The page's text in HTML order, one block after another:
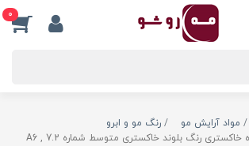
0
مواد آرایش مو
رنگ مو و ابرو
رنگ مو کاترومر گروه خاکستری رنگ بلوند خاکستری متوسط شماره A6 , 7.2